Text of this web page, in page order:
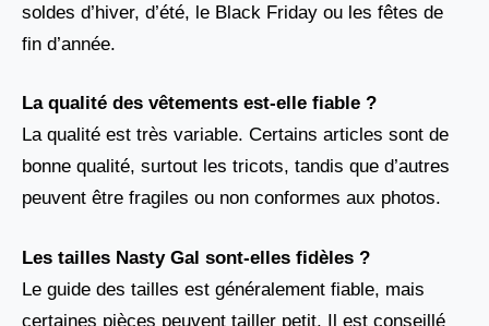
soldes d’hiver, d’été, le Black Friday ou les fêtes de
fin d’année.
La qualité des vêtements est-elle fiable ?
La qualité est très variable. Certains articles sont de
bonne qualité, surtout les tricots, tandis que d’autres
peuvent être fragiles ou non conformes aux photos.
Les tailles Nasty Gal sont-elles fidèles ?
Le guide des tailles est généralement fiable, mais
certaines pièces peuvent tailler petit. Il est conseillé